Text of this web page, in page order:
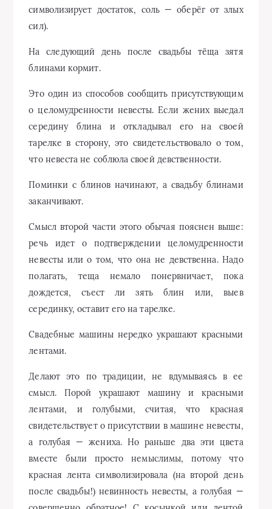
символизирует достаток, соль — оберёг от злых
сил).
На следующий день после свадьбы тёща зятя
блинами кормит.
Это один из способов сообщить присутствующим
о целомудренности невесты. Если жених выедал
середину блина и откладывал его на своей
тарелке в сторону, это свидетельствовало о том,
что невеста не соблюла своей девственности.
Поминки с блинов начинают, а свадьбу блинами
заканчивают.
Смысл второй части этого обычая пояснен выше:
речь идет о подтверждении целомудренности
невесты или о том, что она не девственна. Надо
полагать, теща немало понервничает, пока
дождется, съест ли зять блин или, выев
серединку, оставит его на тарелке.
Свадебные машины нередко украшают красными
лентами.
Делают это по традиции, не вдумываясь в ее
смысл. Порой украшают машину и красными
лентами, и голубыми, считая, что красная
свидетельствует о присутствии в машине невесты,
а голубая — жениха. Но раньше два эти цвета
вместе были просто немыслимы, потому что
красная лента символизировала (на второй день
после свадьбы!) невинность невесты, а голубая —